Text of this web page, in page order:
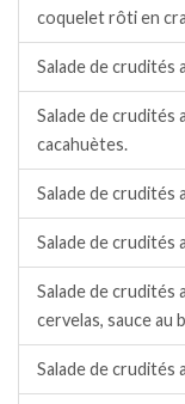
coquelet rôti en
Salade de crudités
Salade de
cacahuètes.
Salade de crudités
Salade de
Salade de crudités
cervelas, sauce au
Salade de crudités